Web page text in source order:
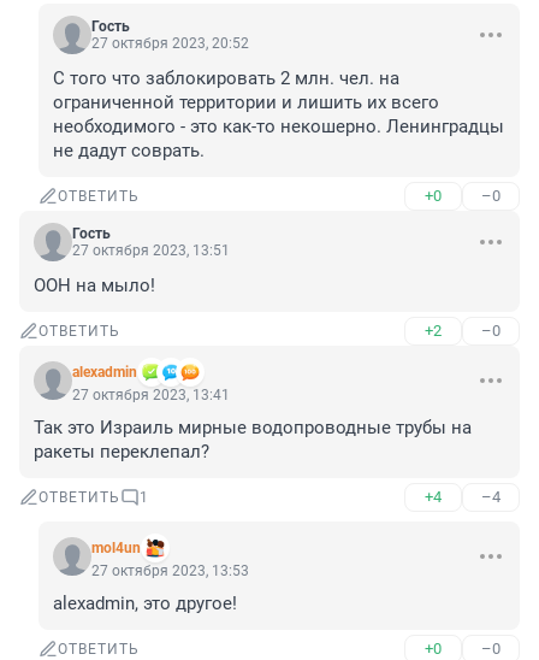
Гость
27 октября 2023, 20:52
С того что заблокировать 2 млн. чел. на
ограниченной территории и лишить их всего
необходимого - это как-то некошерно. Ленинградцы
не дадут соврать.
ОТВЕТИТЬ +0 –0
Гость
27 октября 2023, 13:51
ООН на мыло!
ОТВЕТИТЬ +2 –0
alexadmin
27 октября 2023, 13:41
Так это Израиль мирные водопроводные трубы на
ракеты переклепал?
ОТВЕТИТЬ 1 +4 –4
mol4un
27 октября 2023, 13:53
alexadmin, это другое!
ОТВЕТИТЬ +0 –0